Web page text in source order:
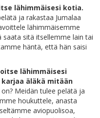
lähimmäisesi kotia.
ja rakastaa Jumalaa
lähimmäisemme
sitä itsellemme lain tai
häntä, että hän saisi
lähimmäisesi
äläkä mitään
Meidän tulee pelätä ja
houkuttele, anasta
aviopuolisoa,